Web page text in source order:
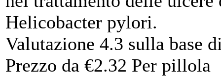
Helicobacter pylori.
Valutazione 4.3 sulla base
Prezzo da €2.32 Per pillola